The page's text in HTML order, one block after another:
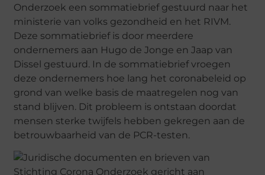
Onderzoek een sommatiebrief gestuurd naar het
ministerie van volks gezondheid en het RIVM.
Deze sommatiebrief is door meerdere
ondernemers aan Hugo de Jonge en Jaap van
Dissel gestuurd. In de sommatiebrief vroegen
deze ondernemers hoe lang het coronabeleid op
grond van welke basis de maatregelen nog van
stand blijven. Dit probleem is ontstaan doordat
mensen sterke twijfels hebben gekregen aan de
betrouwbaarheid van de PCR-testen.